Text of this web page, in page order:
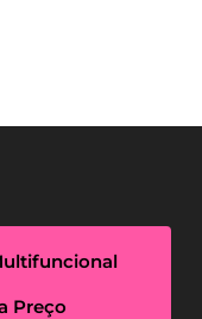
Preço